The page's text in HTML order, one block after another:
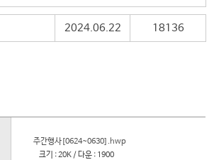
2024.06.22 18136
주간행사[0624~0630].hwp
크기 : 20K / 다운 : 1900